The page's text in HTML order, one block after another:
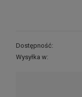
Dostępność:
Wysyłka w: